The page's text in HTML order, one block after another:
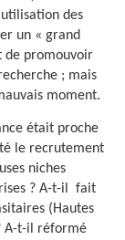
des
un « grand
de promouvoir
; mais
moment.
était proche
le recrutement
niches
? A-t-il
fait
(Hautes
A-t-il réformé